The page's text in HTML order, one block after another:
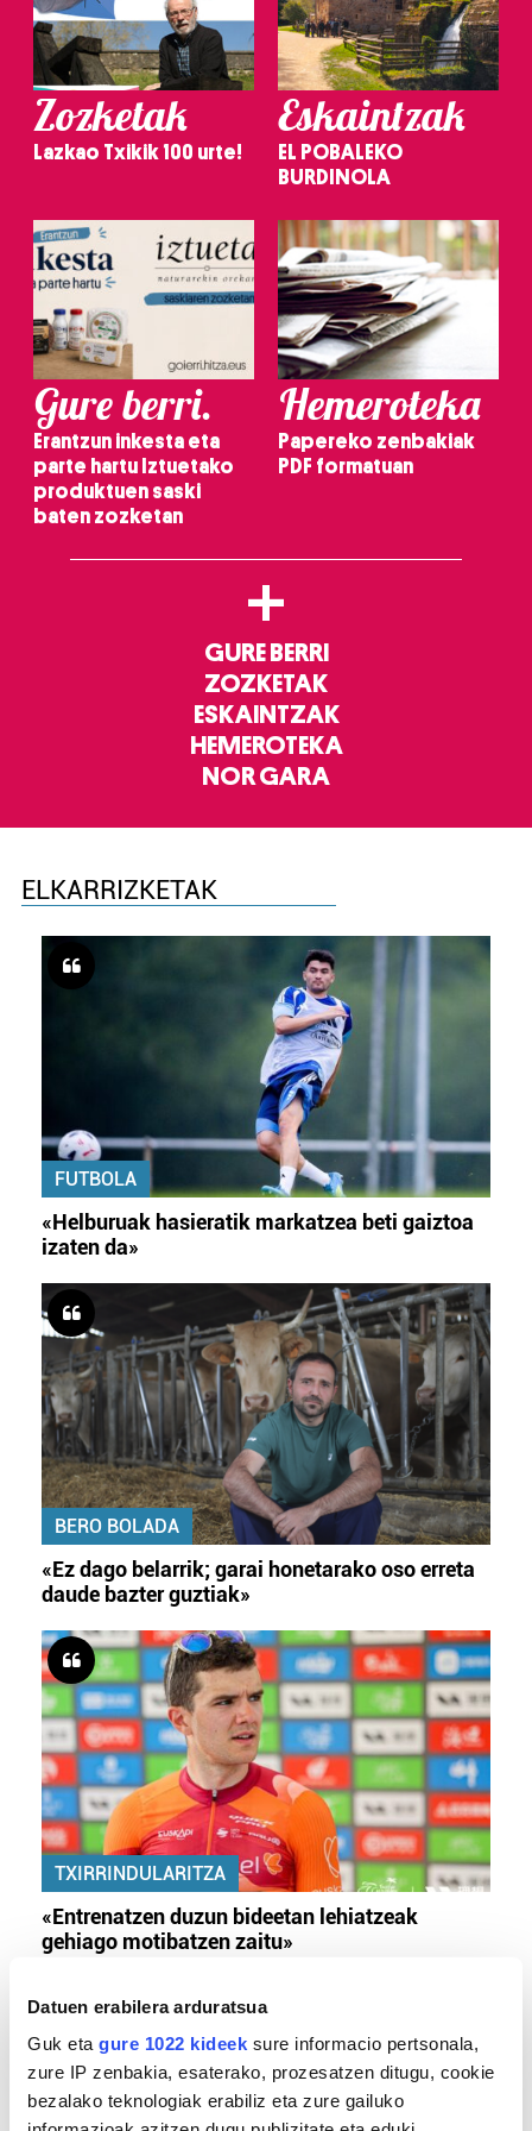
Datuen erabilera arduratsua
Guk eta gure 1022 kideek sure informacio pertsonala,
zure IP zenbakia, esaterako, prozesatzen ditugu, cookie
bezalako teknologiak erabiliz eta zure gailuko
Zozketak
Lazkao Txikik 100 urte!
Eskaintzak
EL POBALEKO
BURDINOLA
Gure berri.
Erantzun inkesta eta
parte hartu Iztuetako
produktuen saski
baten zozketan
Hemeroteka
Papereko zenbakiak
PDF formatuan
+
GURE BERRI
ZOZKETAK
ESKAINTZAK
HEMEROTEKA
NOR GARA
ELKARRIZKETAK
FUTBOLA
«Helburuak hasieratik markatzea beti gaiztoa
izaten da»
BERO BOLADA
«Ez dago belarrik; garai honetarako oso erreta
daude bazter guztiak»
TXIRRINDULARITZA
«Entrenatzen duzun bideetan lehiatzeak
gehiago motibatzen zaitu»